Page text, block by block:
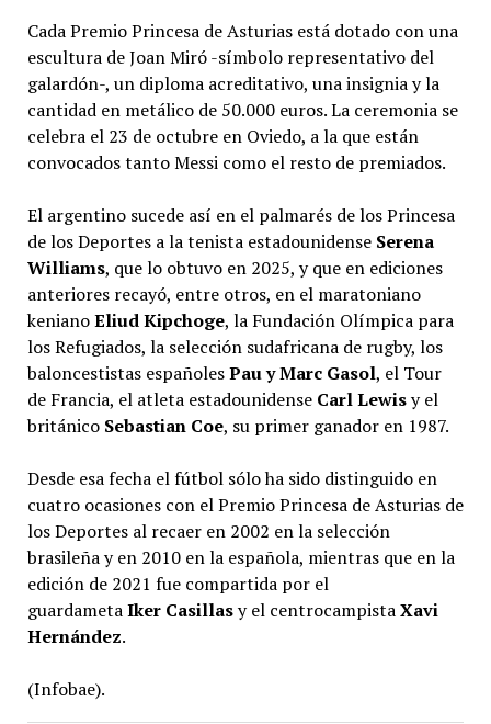
Cada Premio Princesa de Asturias está dotado con una
escultura de Joan Miró -símbolo representativo del
galardón-, un diploma acreditativo, una insignia y la
cantidad en metálico de 50.000 euros. La ceremonia se
celebra el 23 de octubre en Oviedo, a la que están
convocados tanto Messi como el resto de premiados.
El argentino sucede así en el palmarés de los Princesa
de los Deportes a la tenista estadounidense Serena
Williams, que lo obtuvo en 2025, y que en ediciones
anteriores recayó, entre otros, en el maratoniano
kenianoEliud Kipchoge, la Fundación Olímpica para
los Refugiados, la selección sudafricana de rugby, los
baloncestistas españolesPau y Marc Gasol, el Tour
de Francia, el atleta estadounidense Carl Lewisy el
británico Sebastian Coe, su primer ganador en 1987.
Desde esa fecha el fútbol sólo ha sido distinguido en
cuatro ocasiones con el Premio Princesa de Asturias de
los Deportes al recaer en 2002 en la selección
brasileña y en 2010 en la española, mientras que en la
edición de 2021 fue compartida por el
guardametaIker Casillasy el centrocampistaXavi
Hernández.
(Infobae).